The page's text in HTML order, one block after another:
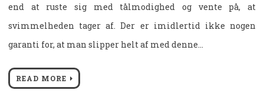
end at ruste sig med tålmodighed og vente på, at
svimmelheden tager af. Der er imidlertid ikke nogen
garanti for, at man slipper helt af med denne…
READ MORE